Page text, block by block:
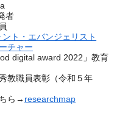
者
ト・エバンジェリスト
チャー
digital award 2022」教育
教職員表彰（令和５年
ら→ researchmap